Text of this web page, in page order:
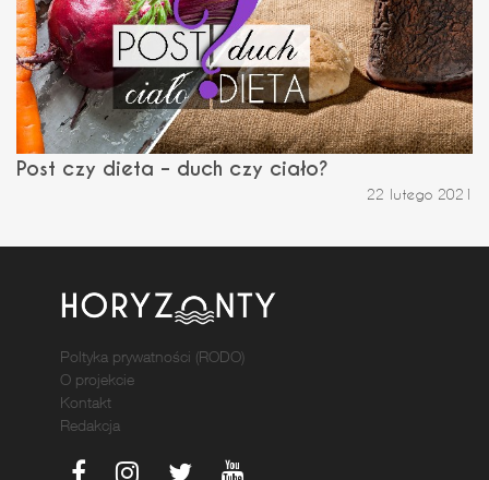
Post czy dieta – duch czy ciało?
22 lutego 2021
Poltyka prywatności (RODO)
O projekcie
Kontakt
Redakcja